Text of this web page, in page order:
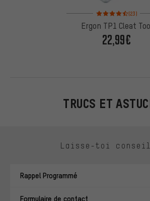
Note moyenne : 4,5
(23)
Ergon TP1 Cleat
22,99€
TRUCS ET
Laisse-toi
Rappel Programmé
Formulaire de contact